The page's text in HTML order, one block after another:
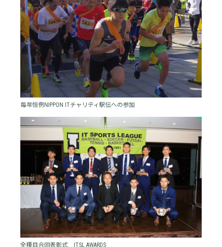
毎年恒例NIPPON ITチャリティ駅伝への参加
全種目合同表彰式 ITSL AWARDS